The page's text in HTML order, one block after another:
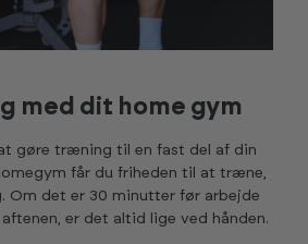
med dit home gym
gøre træning til en fast del af din
får du friheden til at træne,
Om det er 30 minutter før arbejde
er det altid lige ved hånden.